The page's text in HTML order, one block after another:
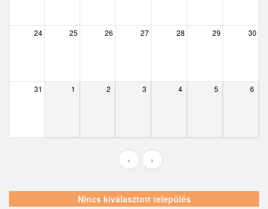
Dunabogdány
Hernád
24 25 26 27 28 29 30
31 1 2 3 4 5 6
‹ ›
Nincs kiválasztott település